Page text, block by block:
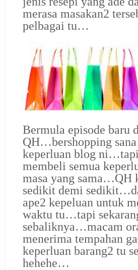
merasa masakan2
pelbagai tu…
Bermula episode baru
QH…bershopping
keperluan blog
membeli semua
masa yang sama…QH
sedikit demi
ape2 kepeluan untuk
waktu tu…tapi
sebaliknya…macam
menerima tempahan
keperluan barang2 tu
hehehe…